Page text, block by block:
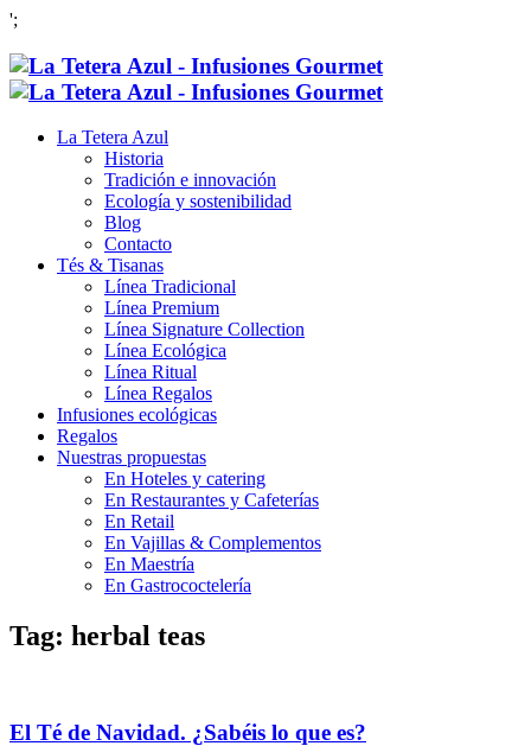
';
La Tetera Azul
Historia
Tradición e innovación
Ecología y sostenibilidad
Blog
Contacto
Tés & Tisanas
Línea Tradicional
Línea Premium
Línea Signature Collection
Línea Ecológica
Línea Ritual
Línea Regalos
Infusiones ecológicas
Regalos
Nuestras propuestas
En Hoteles y catering
En Restaurantes y Cafeterías
En Retail
En Vajillas & Complementos
En Maestría
En Gastrococtelería
Tag: herbal teas
El Té de Navidad. ¿Sabéis lo que es?